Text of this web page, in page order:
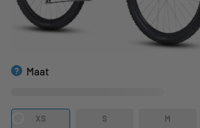
Maat
?
XS
S
M